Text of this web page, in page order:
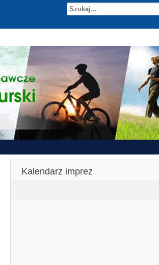
Kalendarz imprez